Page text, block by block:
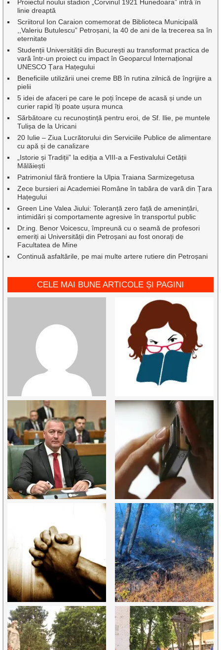
Proiectul noului stadion „Corvinul 1921 Hunedoara” intră în
linie dreaptă
Scriitorul Ion Caraion comemorat de Biblioteca Municipală
,,Valeriu Butulescu” Petroșani, la 40 de ani de la trecerea sa în
eternitate
Studenții Universității din București au transformat practica de
vară într-un proiect cu impact în Geoparcul Internațional
UNESCO Țara Hațegului
Beneficiile utilizării unei creme BB în rutina zilnică de îngrijire a
pielii
5 idei de afaceri pe care le poți începe de acasă și unde un
curier rapid îți poate ușura munca
Sărbătoare cu recunoștință pentru eroi, de Sf. Ilie, pe muntele
Tulișa de la Uricani
20 Iulie – Ziua Lucrătorului din Serviciile Publice de alimentare
cu apă și de canalizare
„Istorie și Tradiții” la ediția a VIII-a a Festivalului Cetății
Mălăiești
Patrimoniul fără frontiere la Ulpia Traiana Sarmizegetusa
Zece bursieri ai Academiei Române în tabăra de vară din Țara
Hațegului
Green Line Valea Jiului: Toleranță zero față de amenințări,
intimidări și comportamente agresive în transportul public
Dr.ing. Benor Voicescu, împreună cu o seamă de profesori
emeriți ai Universității din Petroșani au fost onorați de
Facultatea de Mine
Continuă asfaltările, pe mai multe artere rutiere din Petroșani
CELE MAI BUNE ARTICOLE ȘI PAGINI